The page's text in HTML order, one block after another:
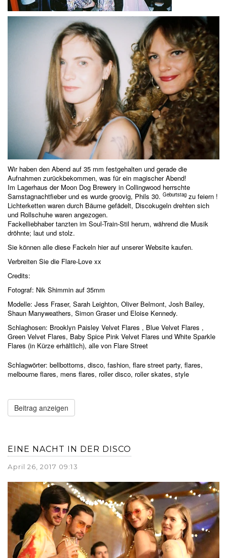
Wir haben den Abend auf 35 mm festgehalten und gerade die
Aufnahmen zurückbekommen, was für ein magischer Abend!
Im Lagerhaus der Moon Dog Brewery in Collingwood herrschte
Samstagnachtfieber und es wurde groovig, Phils 30. Geburtstag zu feiern !
Lichterketten waren durch Bäume gefädelt, Discokugeln drehten sich
und Rollschuhe waren angezogen.
Fackelliebhaber tanzten im Soul-Train-Stil herum, während die Musik
dröhnte; laut und stolz.
Sie können alle diese Fackeln hierauf unserer Website kaufen.
Verbreiten Sie die Flare-Love xx
Credits:
Fotograf: Nik Shimmin auf 35mm
Modelle: Jess Fraser, Sarah Leighton, Oliver Belmont, Josh Bailey,
Shaun Manyweathers, Simon Graser und Eloise Kennedy.
Schlaghosen: Brooklyn Paisley Velvet Flares , Blue Velvet Flares ,
Green Velvet Flares, Baby Spice Pink Velvet Flares und White Sparkle
Flares (in Kürze erhältlich), alle von Flare Street
Schlagwörter: bellbottoms, disco, fashion, flare street party, flares,
melbourne flares, mens flares, roller disco, roller skates, style
Beitrag anzeigen
EINE NACHT IN DER DISCO
April 26, 2017 09:13